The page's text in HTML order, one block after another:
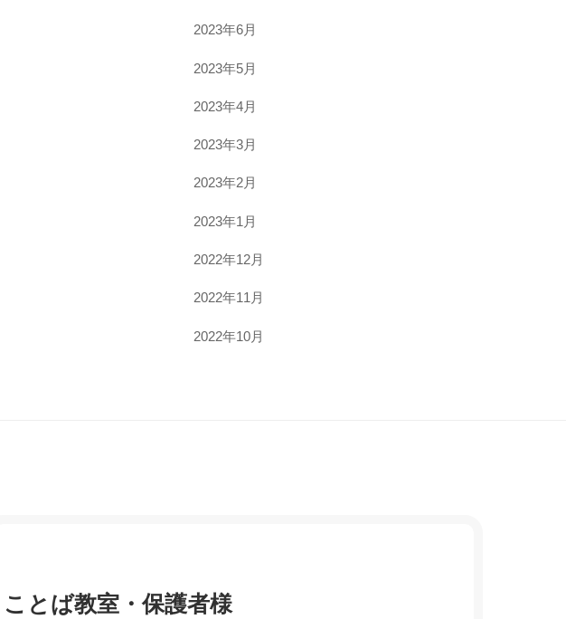
2023年6月
2023年5月
2023年4月
2023年3月
2023年2月
2023年1月
2022年12月
2022年11月
2022年10月
ことば教室・保護者様